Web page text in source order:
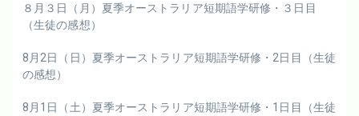
８月３日（月）夏季オーストラリア短期語学研修・３日目
（生徒の感想）
8月2日（日）夏季オーストラリア短期語学研修・2日目（生徒
の感想）
8月1日（土）夏季オーストラリア短期語学研修・1日目（生徒